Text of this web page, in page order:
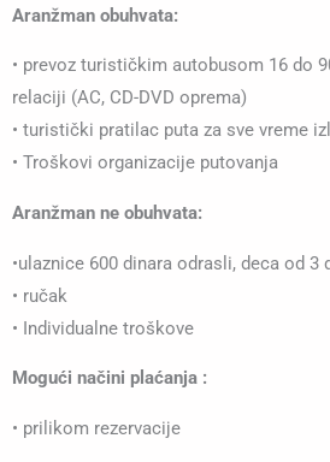
Aranžman obuhvata:
• prevoz turističkim autobusom 16 do
relaciji (AC, CD-DVD oprema)
• turistički pratilac puta za sve vreme
• Troškovi organizacije putovanja
Aranžman ne obuhvata:
•ulaznice 600 dinara odrasli, deca od 3
• ručak
• Individualne troškove
Mogući načini plaćanja :
• prilikom rezervacije